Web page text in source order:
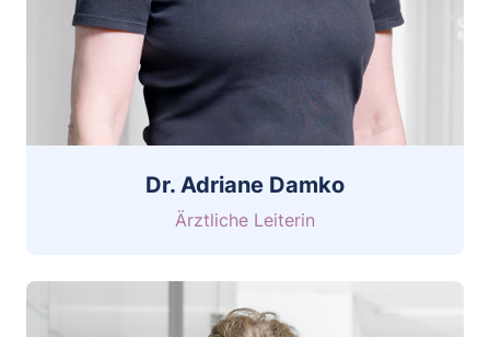
Dr. Adriane Damko
Ärztliche Leiterin
CV